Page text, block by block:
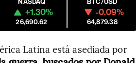
NASDAQ
+1.30%
26,690.62
BTC/USD
-0.09%
64,879.38
Latina está asediada por